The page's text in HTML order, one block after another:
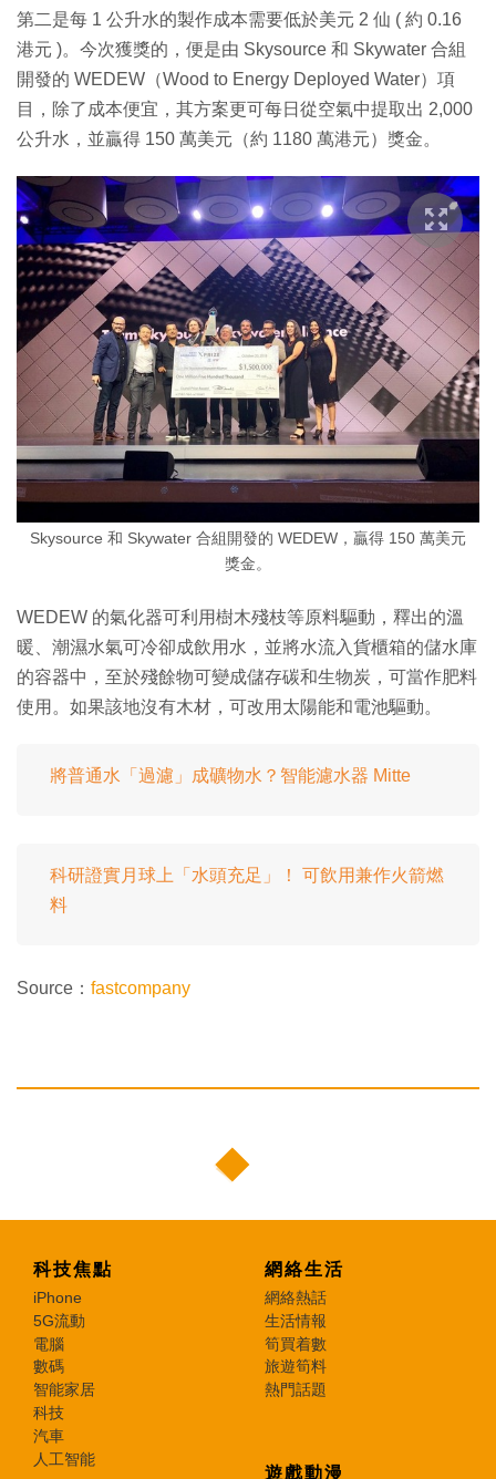
第二是每 1 公升水的製作成本需要低於美元 2 仙 ( 約 0.16
港元 )。今次獲獎的，便是由 Skysource 和 Skywater 合組
開發的 WEDEW（Wood to Energy Deployed Water）項
目，除了成本便宜，其方案更可每日從空氣中提取出 2,000
公升水，並贏得 150 萬美元（約 1180 萬港元）獎金。
Skysource 和 Skywater 合組開發的 WEDEW，贏得 150 萬美元
獎金。
WEDEW 的氣化器可利用樹木殘枝等原料驅動，釋出的溫
暖、潮濕水氣可冷卻成飲用水，並將水流入貨櫃箱的儲水庫
的容器中，至於殘餘物可變成儲存碳和生物炭，可當作肥料
使用。如果該地沒有木材，可改用太陽能和電池驅動。
將普通水「過濾」成礦物水？智能濾水器 Mitte
科研證實月球上「水頭充足」！ 可飲用兼作火箭燃
料
Source： fastcompany
科技焦點
iPhone
5G流動
電腦
數碼
智能家居
科技
汽車
人工智能
網絡生活
網絡熱話
生活情報
筍買着數
旅遊筍料
熱門話題
遊戲動漫